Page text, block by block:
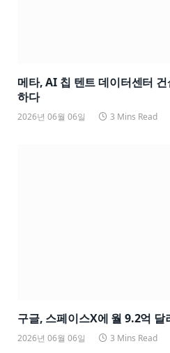
메타, AI 칩 텐트 데이터센터
하다
2026년 06월 06일 3 Mins Read
구글, 스페이스X에 월 9.2억 달
2026년 06월 06일 3 Mins Read